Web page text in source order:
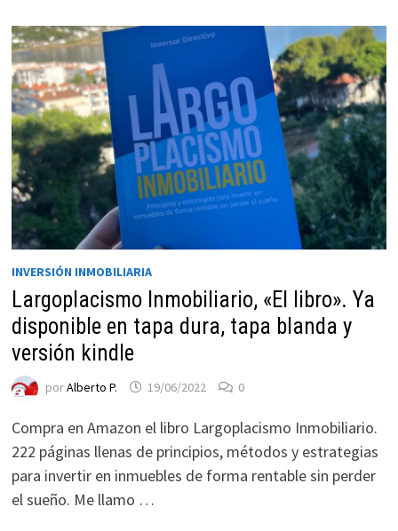
INVERSIÓN INMOBILIARIA
Largoplacismo Inmobiliario, «El libro». Ya
disponible en tapa dura, tapa blanda y
versión kindle
porAlberto P. 19/06/2022 0
Compra en Amazon el libro Largoplacismo Inmobiliario.
222 páginas llenas de principios, métodos y estrategias
para invertir en inmuebles de forma rentable sin perder
el sueño. Me llamo …
Necesarias
Estas
cookies no
son
Son
necesarias
para que
web.